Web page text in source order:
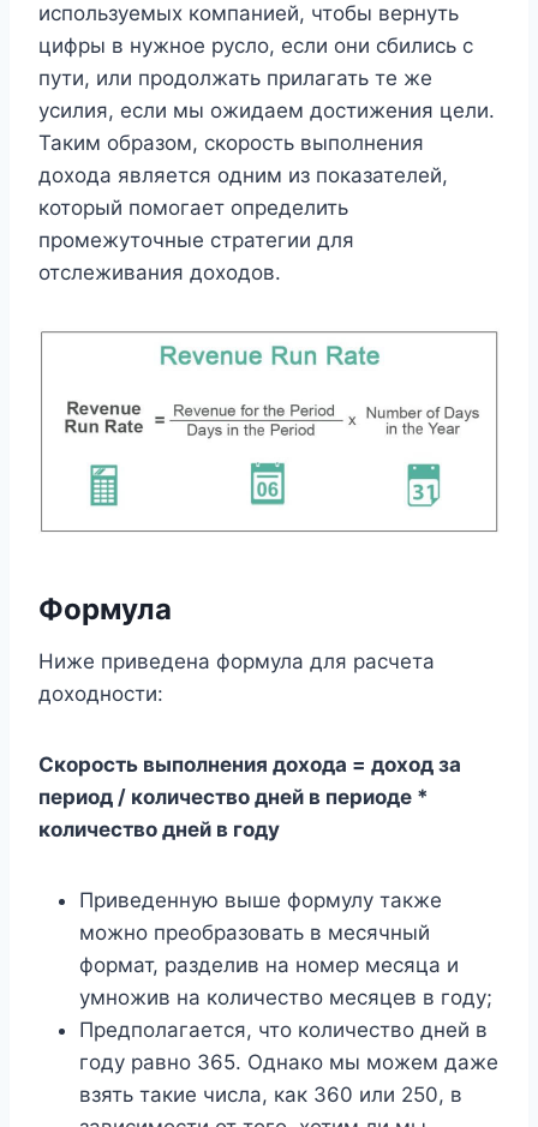
используемых компанией, чтобы вернуть
цифры в нужное русло, если они сбились с
пути, или продолжать прилагать те же
усилия, если мы ожидаем достижения цели.
Таким образом, скорость выполнения
дохода является одним из показателей,
который помогает определить
промежуточные стратегии для
отслеживания доходов.
Формула
Ниже приведена формула для расчета
доходности:
Скорость выполнения дохода = доход за
период / количество дней в периоде *
количество дней в году
Приведенную выше формулу также
можно преобразовать в месячный
формат, разделив на номер месяца и
умножив на количество месяцев в году;
Предполагается, что количество дней в
году равно 365. Однако мы можем даже
взять такие числа, как 360 или 250, в